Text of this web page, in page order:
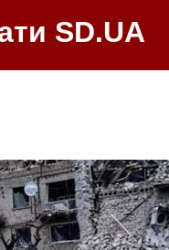
SD.UA